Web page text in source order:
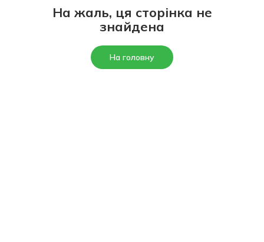
На жаль, ця сторінка не
знайдена
На головну